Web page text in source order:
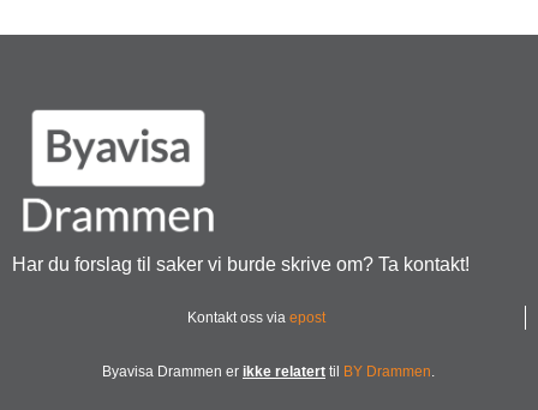
Har du forslag til saker vi burde skrive om? Ta kontakt!
Kontakt oss via epost
Byavisa Drammen er ikke relatert til BY Drammen